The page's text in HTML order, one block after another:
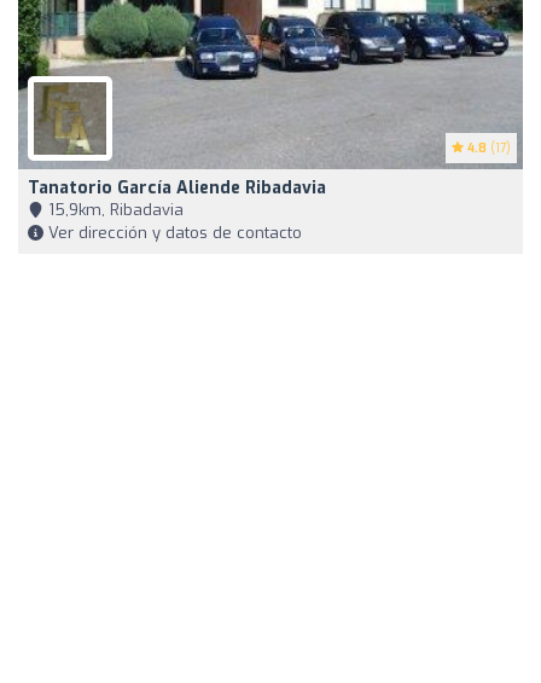
4.8 (17)
Tanatorio García Aliende Ribadavia
15,9km, Ribadavia
Ver dirección y datos de contacto